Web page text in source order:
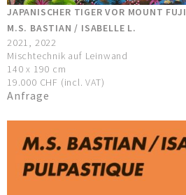
JAPANISCHER TIGER VOR MOUNT FUJI
M.S. BASTIAN / ISABELLE L.
2021, 2022
Mischtechnik auf Leinwand
140 x 190 cm
19.000 CHF (incl. VAT)
Anfrage